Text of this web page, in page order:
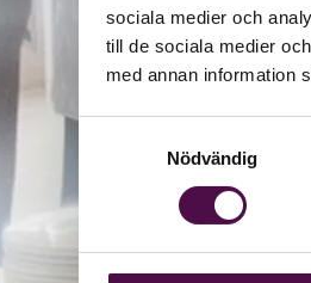
sociala medier och
till de sociala medier
med annan information
Nödvändig